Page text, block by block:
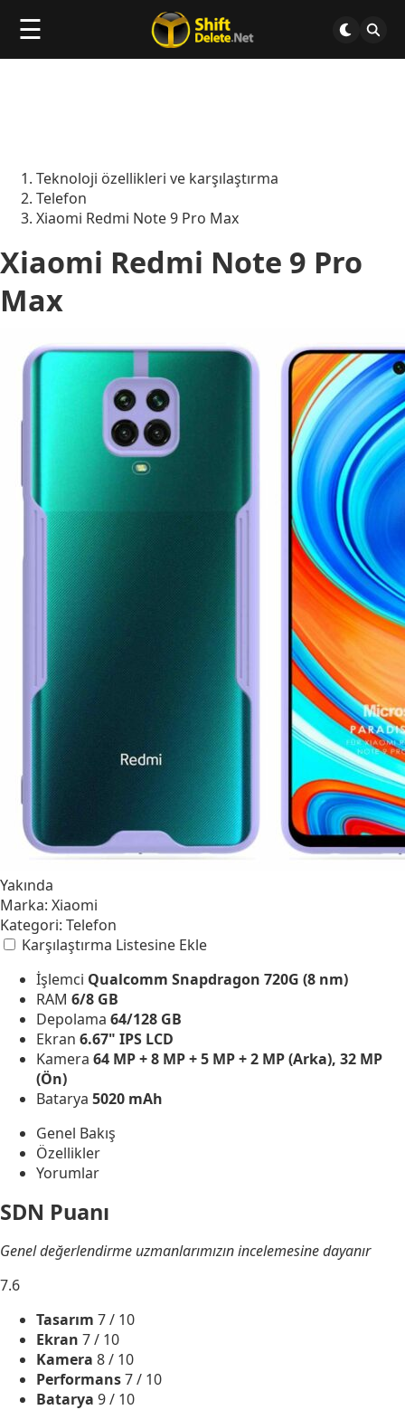
☰
Teknoloji özellikleri ve karşılaştırma
Telefon
Xiaomi Redmi Note 9 Pro Max
Xiaomi Redmi Note 9 Pro
Max
Yakında
Marka: Xiaomi
Kategori: Telefon
Karşılaştırma Listesine Ekle
İşlemci Qualcomm Snapdragon 720G (8 nm)
RAM 6/8 GB
Depolama 64/128 GB
Ekran 6.67" IPS LCD
Kamera 64 MP + 8 MP + 5 MP + 2 MP (Arka), 32 MP
(Ön)
Batarya 5020 mAh
Genel Bakış
Özellikler
Yorumlar
SDN Puanı
Genel değerlendirme uzmanlarımızın incelemesine dayanır
7.6
Tasarım 7/ 10
Ekran 7/ 10
Kamera 8/ 10
Performans7/ 10
Batarya 9/ 10